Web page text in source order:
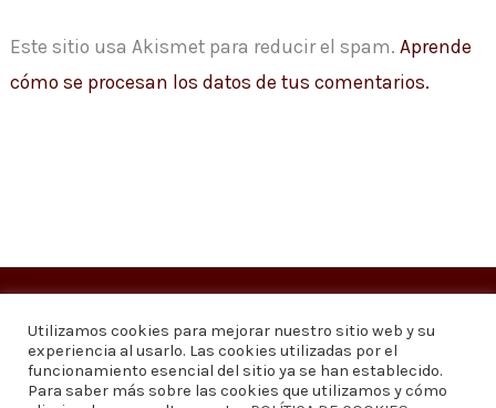
Este sitio usa Akismet para reducir el spam. Aprende
cómo se procesan los datos de tus comentarios.
Copyright © 2026Visión 20/20 Noticias
Visión 20/20 Noticias - Edición 1.095
Utilizamos cookies para mejorar nuestro sitio web y su
experiencia al usarlo. Las cookies utilizadas por el
funcionamiento esencial del sitio ya se han establecido.
Para saber más sobre las cookies que utilizamos y cómo